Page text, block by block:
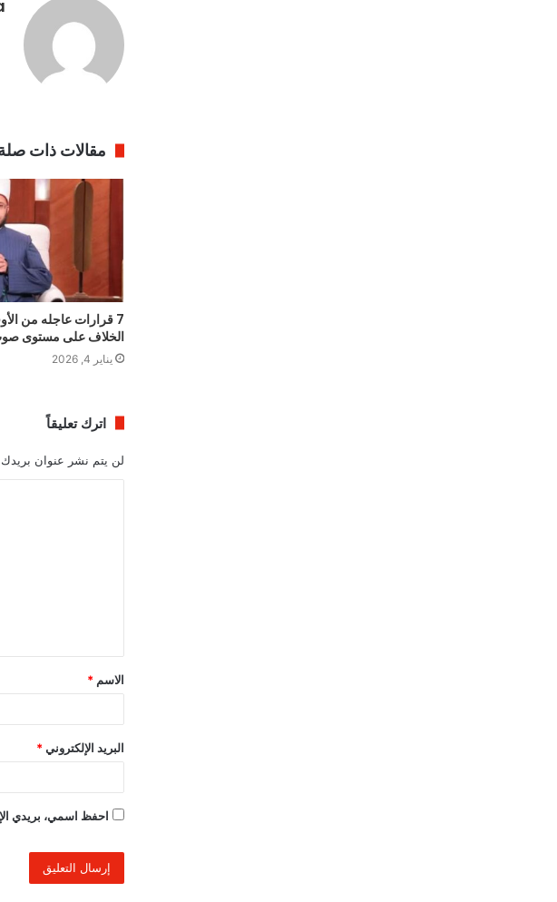
مقالات ذات
7 قرارات عاجله من
الخلاف على مستوى
يناير 4, 2026
اترك تعليقاً
لن يتم نشر عنوان بريدك
ق
*
الاسم *
البريد الإلكتروني *
احفظ اسمي، بريدي